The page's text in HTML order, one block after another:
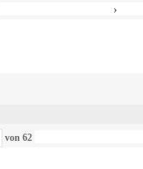
›
von62